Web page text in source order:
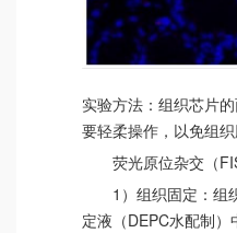
实验方法：组织芯片
要轻柔操作，以免组
荧光原位杂交（
1）组织固定：组
定液（DEPC水配制）